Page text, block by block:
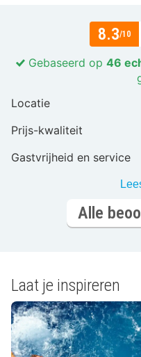
8.3/10
Gebaseerd op 46
Locatie
Prijs-kwaliteit
Gastvrijheid en service
Alle
Laat je inspireren